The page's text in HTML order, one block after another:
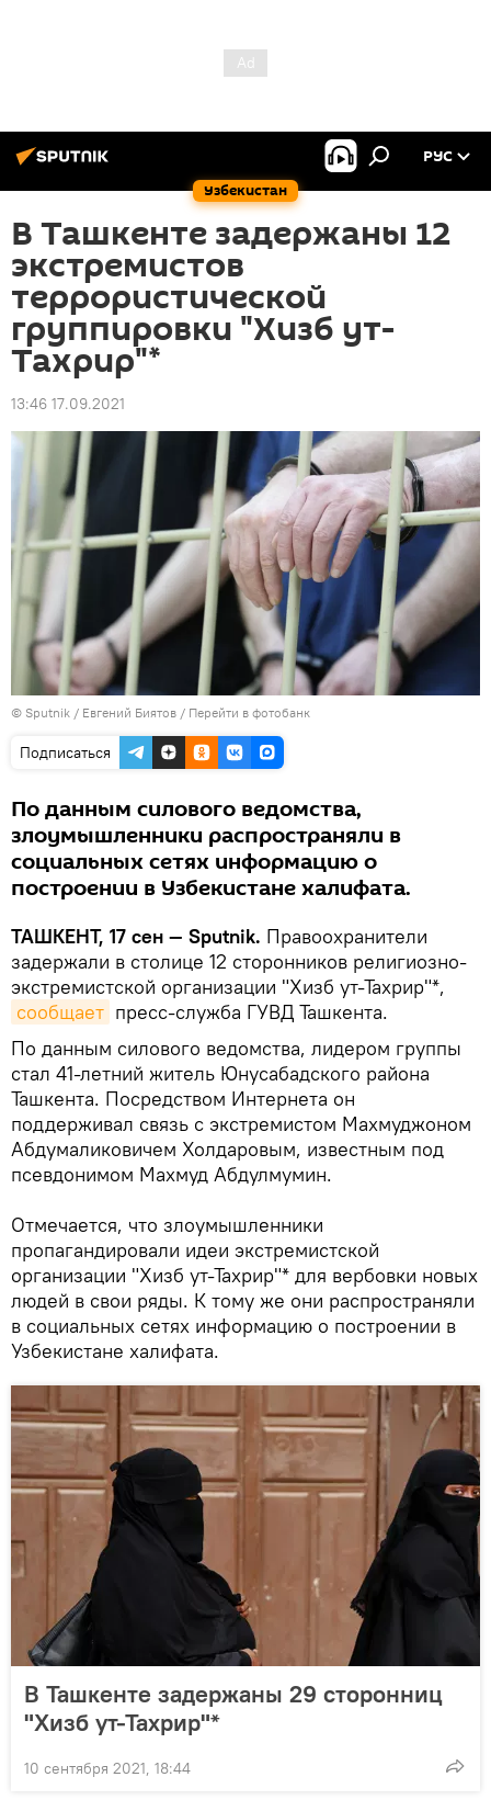
Узбекистан
РУС
В Ташкенте задержаны 12
экстремистов
террористической
группировки "Хизб ут-
Тахрир"*
13:46 17.09.2021
© Sputnik / Евгений Биятов / Перейти в фотобанк
Подписаться
По данным силового ведомства,
злоумышленники распространяли в
социальных сетях информацию о
построении в Узбекистане халифата.
ТАШКЕНТ, 17 сен — Sputnik. Правоохранители
задержали в столице 12 сторонников религиозно-
экстремистской организации "Хизб ут-Тахрир"*,
сообщает пресс-служба ГУВД Ташкента.
По данным силового ведомства, лидером группы
стал 41-летний житель Юнусабадского района
Ташкента. Посредством Интернета он
поддерживал связь с экстремистом Махмуджоном
Абдумаликовичем Холдаровым, известным под
псевдонимом Махмуд Абдулмумин.
Отмечается, что злоумышленники
пропагандировали идеи экстремистской
организации "Хизб ут-Тахрир"* для вербовки новых
людей в свои ряды. К тому же они распространяли
в социальных сетях информацию о построении в
Узбекистане халифата.
В Ташкенте задержаны 29 сторонниц
"Хизб ут-Тахрир"*
10 сентября 2021, 18:44